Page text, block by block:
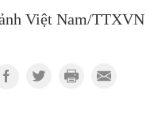
Việt Nam/TTXVN